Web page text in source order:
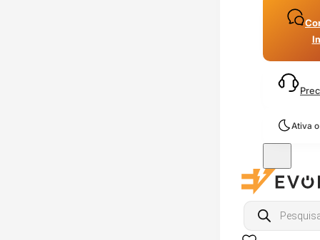
Ativa
Products
search